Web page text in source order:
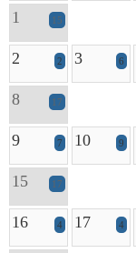
1 15
2 2 3 6
8 17
9 7 10 9
15 17
16 4 17 4